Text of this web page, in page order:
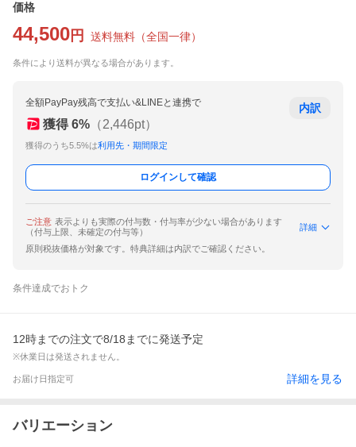
価格
44,500 円 送料無料 （全国一律）
条件により送料が異なる場合があります。
全額PayPay残高で支払い&LINEと連携で
獲得 6% （2,446pt）
獲得のうち5.5%は利用先・期間限定
内訳
ログインして確認
ご注意 表示よりも実際の付与数・付与率が少ない場合があります
（付与上限、未確定の付与等）
詳細
原則税抜価格が対象です。特典詳細は内訳でご確認ください。
条件達成でおトク
12時までの注文で8/18までに発送予定
※休業日は発送されません。
お届け日指定可 詳細を見る
バリエーション